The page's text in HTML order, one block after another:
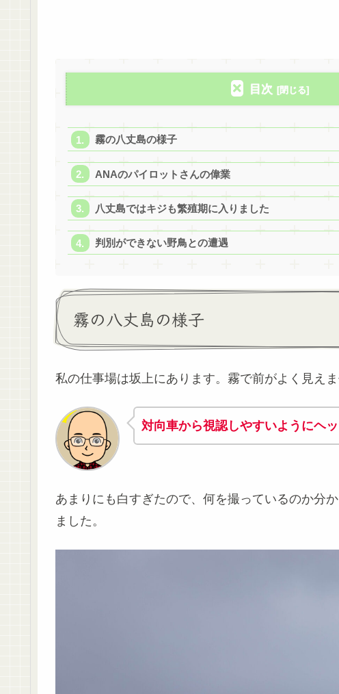
目次
霧の八丈島の様子
ANAのパイロットさんの偉業
八丈島ではキジも繁殖期に入りました
判別ができない野鳥との遭遇
霧の八丈島の様子
私の仕事場は坂上にあります。霧で前がよく見えま
対向車から視認しやすいようにヘ
あまりにも白すぎたので、何を撮っているのか分
ました。